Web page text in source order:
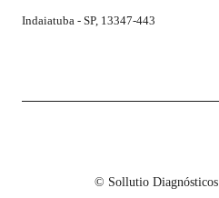
Indaiatuba - SP, 13347-443
© Sollutio Diagnósticos